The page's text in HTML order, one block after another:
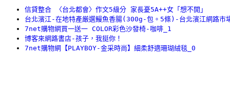
信貸整合 〈台北都會〉作文5級分 家長憂5A++女「想不開」
台北濱江-在地特產厳選鰻魚香腸(300g-包。5條)-台北濱江網路市
7net購物網買一送一 COLOR彩色沙發椅-咖啡_1
博客來網路書店-孩子，我挺你！
7net購物網【PLAYBOY-金采時尚】細柔舒適珊瑚絨毯_0